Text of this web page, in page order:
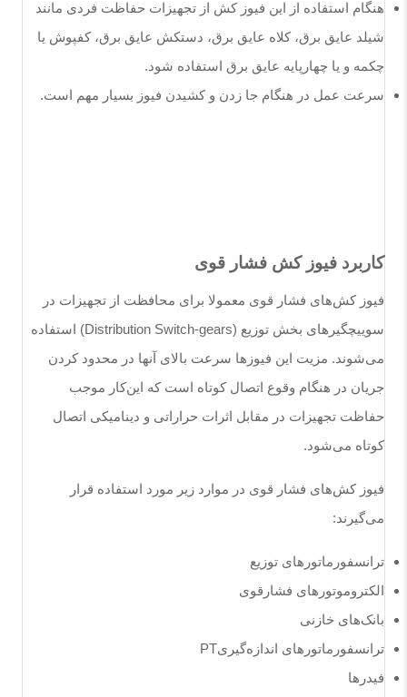
هنگام استفاده از این فیوز کش از تجهیزات حفاظت فردی مانند
شیلد عایق برق، کلاه عایق برق، دستکش عایق برق، کفپوش یا
چکمه و یا چهارپایه عایق برق استفاده شود.
سرعت عمل در هنگام جا زدن و کشیدن فیوز بسیار مهم است.
کاربرد فیوز کش فشار قوی
فیوز کش‌های فشار قوی معمولا برای محافظت از تجهیزات در
سوییچگیرهای بخش توزیع (Distribution Switch-gears)
استفاده
می‌شوند. مزیت این فیوزها سرعت بالای آنها در محدود کردن
جریان در هنگام وقوع اتصال کوتاه است که این‌کار موجب
حفاظت تجهیزات در مقابل اثرات حراراتی و دینامیکی اتصال
کوتاه می‌شود.
فیوز کش‌های فشار قوی در موارد زیر مورد استفاده قرار
می‌گیرند:
ترانسفورماتورهای توزیع
الکتروموتورهای فشارقوی
بانکهای خازنی
ترانسفورماتورهای اندازه‌گیریPT
فیدرها